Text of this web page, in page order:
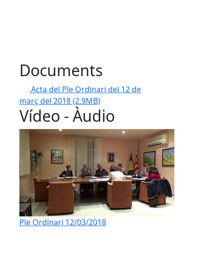
Documents
Acta del Ple Ordinari del 12 de
març del 2018(2.9MB)
Vídeo - Àudio
Ple Ordinari 12/03/2018